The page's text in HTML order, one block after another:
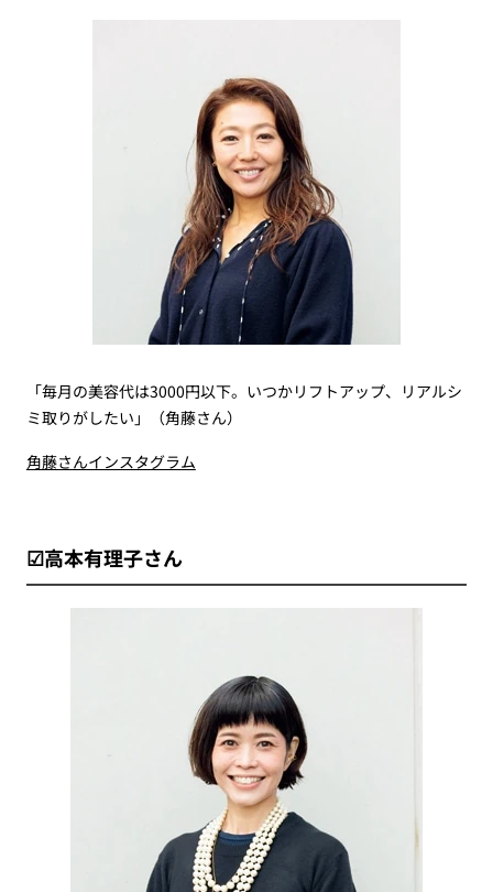
「毎月の美容代は3000円以下。いつかリフトアップ、リアルシ
ミ取りがしたい」（角藤さん）
角藤さんインスタグラム
☑高本有理子さん